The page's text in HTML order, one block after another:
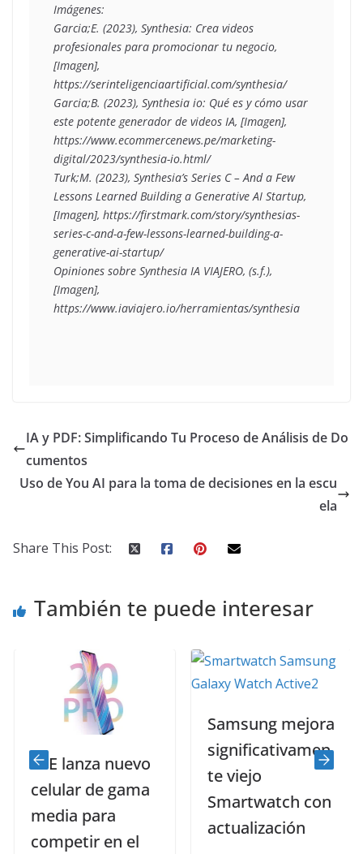
Imágenes:
Garcia;E. (2023), Synthesia: Crea videos
profesionales para promocionar tu negocio,
[Imagen],
https://serinteligenciaartificial.com/synthesia/
Garcia;B. (2023), Synthesia io: Qué es y cómo usar
este potente generador de videos IA, [Imagen],
https://www.ecommercenews.pe/marketing-
digital/2023/synthesia-io.html/
Turk;M. (2023), Synthesia’s Series C – And a Few
Lessons Learned Building a Generative AI Startup,
[Imagen], https://firstmark.com/story/synthesias-
series-c-and-a-few-lessons-learned-building-a-
generative-ai-startup/
Opiniones sobre Synthesia IA VIAJERO, (s.f.),
[Imagen],
https://www.iaviajero.io/herramientas/synthesia
IA y PDF: Simplificando Tu Proceso de Análisis de Do
cumentos
Uso de You AI para la toma de decisiones en la escu
ela
Share This Post:
También te puede interesar
ZTE lanza nuevo
celular de gama
media para
competir en el
Samsung mejora
significativamen
te viejo
Smartwatch con
actualización